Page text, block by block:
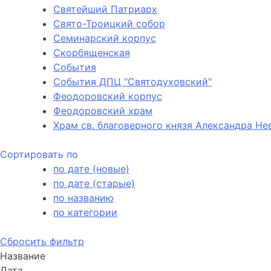
Святейший Патриарх
Свято-Троицкий собор
Семинарский корпус
Скорбященская
События
События ДПЦ "Святодуховский"
Феодоровский корпус
Феодоровский храм
Храм св. благоверного князя Александра
Сортировать по
по дате (новые)
по дате (старые)
по названию
по категории
Сбросить фильтр
Название